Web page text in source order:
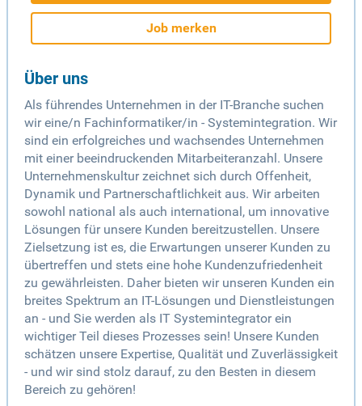
Job merken
Über uns
Als führendes Unternehmen in der IT-Branche suchen
wir eine/n Fachinformatiker/in - Systemintegration. Wir
sind ein erfolgreiches und wachsendes Unternehmen
mit einer beeindruckenden Mitarbeiteranzahl. Unsere
Unternehmenskultur zeichnet sich durch Offenheit,
Dynamik und Partnerschaftlichkeit aus. Wir arbeiten
sowohl national als auch international, um innovative
Lösungen für unsere Kunden bereitzustellen. Unsere
Zielsetzung ist es, die Erwartungen unserer Kunden zu
übertreffen und stets eine hohe Kundenzufriedenheit
zu gewährleisten. Daher bieten wir unseren Kunden ein
breites Spektrum an IT-Lösungen und Dienstleistungen
an - und Sie werden als IT Systemintegrator ein
wichtiger Teil dieses Prozesses sein! Unsere Kunden
schätzen unsere Expertise, Qualität und Zuverlässigkeit
- und wir sind stolz darauf, zu den Besten in diesem
Bereich zu gehören!